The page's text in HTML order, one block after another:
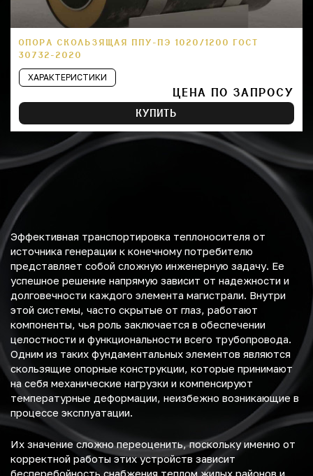
ОПОРА СКОЛЬЗЯЩАЯ ППУ-ПЭ 1020/1200 ГОСТ
30732-2020
ХАРАКТЕРИСТИКИ
ЦЕНА ПО ЗАПРОСУ
КУПИТЬ
Эффективная транспортировка теплоносителя от
источника генерации к конечному потребителю
представляет собой сложную инженерную задачу. Ее
успешное решение напрямую зависит от надежности и
долговечности каждого элемента магистрали. Внутри
этой системы, часто скрытые от глаз, работают
компоненты, чья роль заключается в обеспечении
целостности и функциональности всего трубопровода.
Одним из таких фундаментальных элементов являются
скользящие опорные конструкции, которые принимают
на себя механические нагрузки и компенсируют
температурные деформации, неизбежно возникающие в
процессе эксплуатации.
Их значение сложно переоценить, поскольку именно от
корректной работы этих устройств зависит
бесперебойность снабжения теплом жилых районов и